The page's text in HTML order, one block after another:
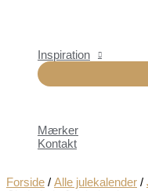
Inspiration
Mærker
Kontakt
Forside / Alle julekalender /